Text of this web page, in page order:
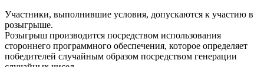
Участники, выполнившие условия, допускаются к участию в
розыгрыше.
Розыгрыш производится посредством использования
стороннего программного обеспечения, которое определяет
победителей случайным образом посредством генерации